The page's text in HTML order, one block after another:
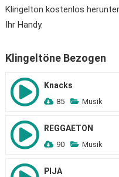
Klingelton kostenlos
Ihr Handy.
Klingeltöne Bezogen
Knacks
85 Musik
REGGAETON
90 Musik
PIJA